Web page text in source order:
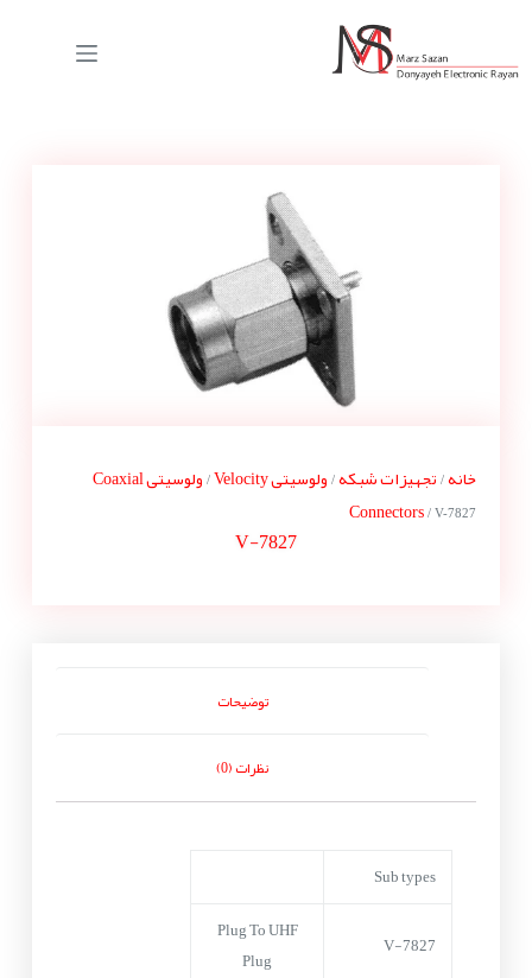
خانه/ تجهیزات شبکه/ ولوسیتی Velocity /
ولوسیتی Coaxial
Connectors / V-7827
V-7827
توضیحات
نظرات (0)
Sub types
V-7827
Plug To UHF
Plug